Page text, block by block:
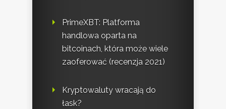
PrimeXBT: Platforma
handlowa oparta na
bitcoinach, która może wiele
zaoferować (recenzja 2021)
Kryptowaluty wracają do
łask?